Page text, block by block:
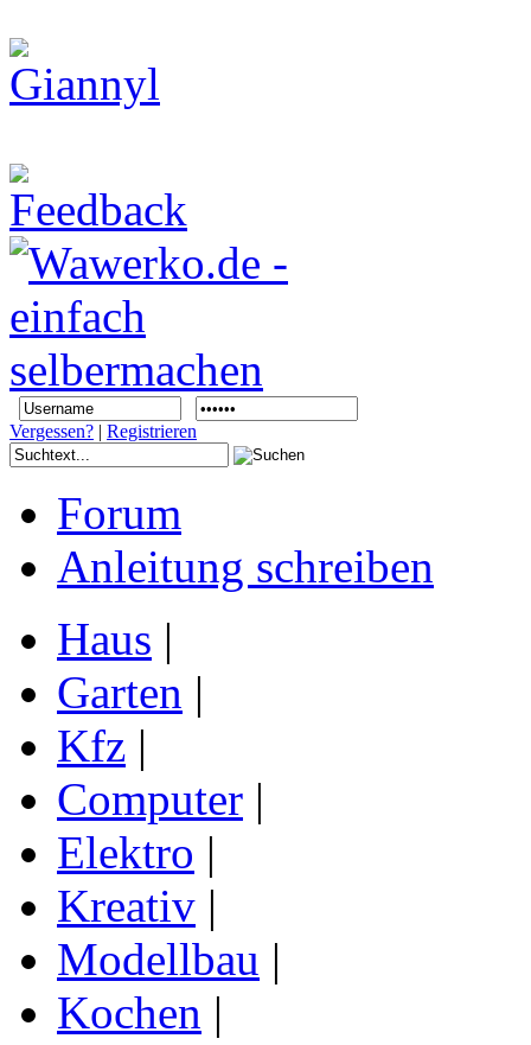
Vergessen? | Registrieren
Forum
Anleitung schreiben
Haus |
Garten |
Kfz |
Computer |
Elektro |
Kreativ |
Modellbau |
Kochen |